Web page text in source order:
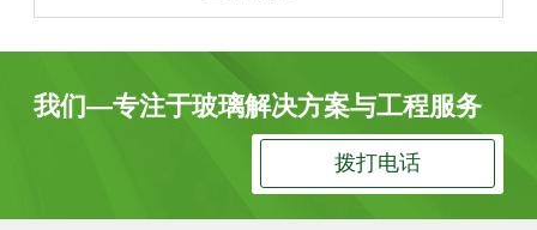
我们—专注于玻璃解决方案与工程服务
拨打电话